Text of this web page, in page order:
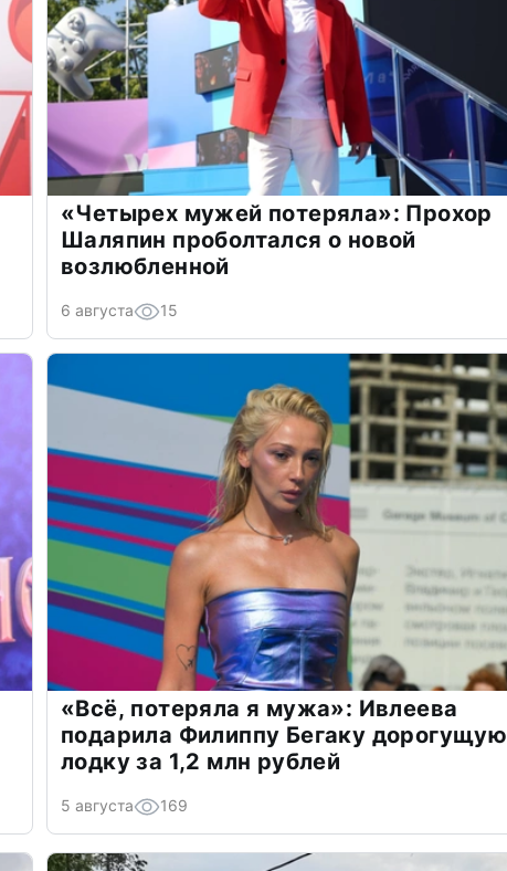
«Четырех мужей потеряла»: Прохор
Шаляпин проболтался о новой
возлюбленной
6 августа 15
«Всё, потеряла я мужа»: Ивлеева
подарила Филиппу Бегаку дорогущую
лодку за 1,2 млн рублей
5 августа 169